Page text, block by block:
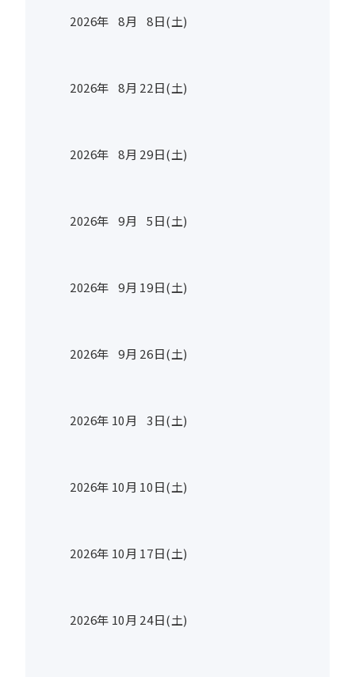
2026年 8月 8日(土)
2026年 8月 22日(土)
2026年 8月 29日(土)
2026年 9月 5日(土)
2026年 9月 19日(土)
2026年 9月 26日(土)
2026年 10月 3日(土)
2026年 10月 10日(土)
2026年 10月 17日(土)
2026年 10月 24日(土)